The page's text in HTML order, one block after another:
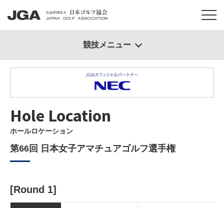
Hole Location
ホールロケーション
第66回 日本女子アマチュアゴルフ選手権
[Round 1]
競技メニュー